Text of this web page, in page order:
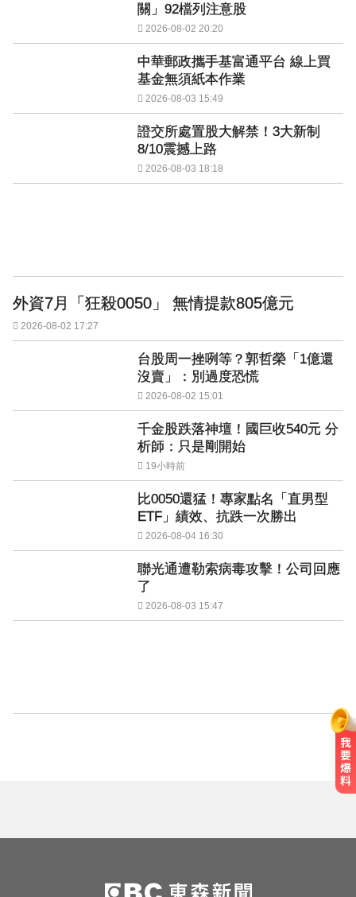
關」92檔列注意股
2026-08-02 20:20
中華郵政攜手基富通平台 線上買
基金無須紙本作業
2026-08-03 15:49
證交所處置股大解禁！3大新制
8/10震撼上路
2026-08-03 18:18
外資7月「狂殺0050」 無情提款805億元
2026-08-02 17:27
台股周一挫咧等？郭哲榮「1億還
沒賣」：別過度恐慌
2026-08-02 15:01
千金股跌落神壇！國巨收540元 分
析師：只是剛開始
19小時前
比0050還猛！專家點名「直男型
ETF」績效、抗跌一次勝出
2026-08-04 16:30
聯光通遭勒索病毒攻擊！公司回應
了
2026-08-03 15:47